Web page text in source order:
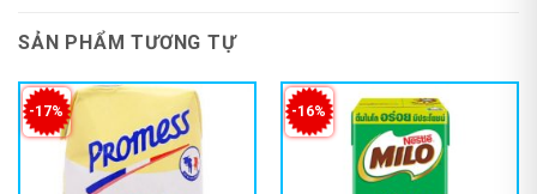
SẢN PHẨM TƯƠNG TỰ
-17% -16%